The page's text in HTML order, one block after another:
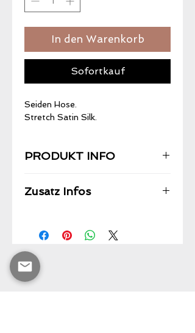
In den Warenkorb
Sofortkauf
Seiden Hose.
Stretch Satin Silk.
PRODUKT INFO
Zusatz Infos